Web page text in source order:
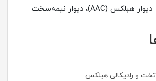
دیوار هبلکس (AAC)، دیوار نیمه‌سخت
و رادیکالی هبلکس